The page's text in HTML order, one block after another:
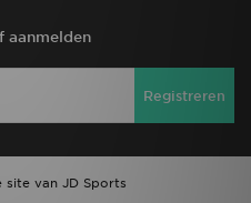
aanmelden
Registreren
site van JD Sports